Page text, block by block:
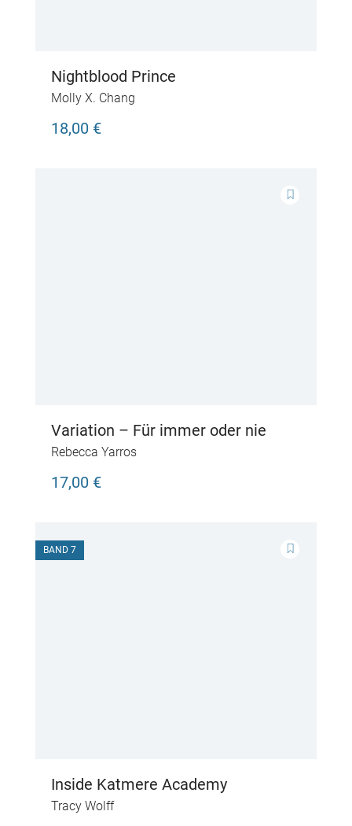
Nightblood Prince
Molly X. Chang
18,00 €
Variation – Für immer oder nie
Rebecca Yarros
17,00 €
BAND 7
Inside Katmere Academy
Tracy Wolff